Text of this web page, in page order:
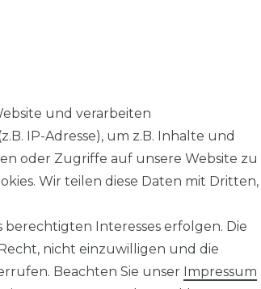
Widerrufs­recht
und verarbeiten
IP-Adresse), um z.B. Inhalte und
oder Zugriffe auf unsere Website zu
Wir teilen diese Daten mit Dritten,
Interesses erfolgen. Die
nicht einzuwilligen und die
Beachten Sie unser Impressum